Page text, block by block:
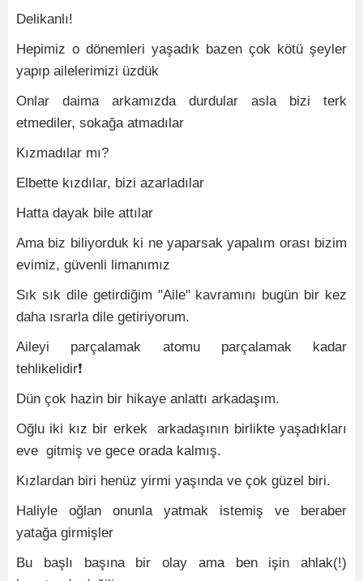
Delikanlı!
Hepimiz o dönemleri yaşadık bazen çok kötü şeyler
yapıp ailelerimizi üzdük
Onlar daima arkamızda durdular asla bizi terk
etmediler, sokağa atmadılar
Kızmadılar mı?
Elbette kızdılar, bizi azarladılar
Hatta dayak bile attılar
Ama biz biliyorduk ki ne yaparsak yapalım orası bizim
evimiz, güvenli limanımız
Sık sık dile getirdiğim "Aile" kavramını bugün bir kez
daha ısrarla dile getiriyorum.
Aileyi parçalamak atomu parçalamak kadar
tehlikelidir❗
Dün çok hazin bir hikaye anlattı arkadaşım.
Oğlu iki kız bir erkek arkadaşının birlikte yaşadıkları
eve gitmiş ve gece orada kalmış.
Kızlardan biri henüz yirmi yaşında ve çok güzel biri.
Haliyle oğlan onunla yatmak istemiş ve beraber
yatağa girmişler
Bu başlı başına bir olay ama ben işin ahlak(!)